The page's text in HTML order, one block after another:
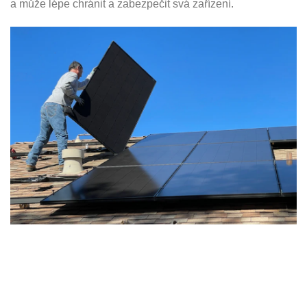
a může lépe chránit a zabezpečit svá zařízení.